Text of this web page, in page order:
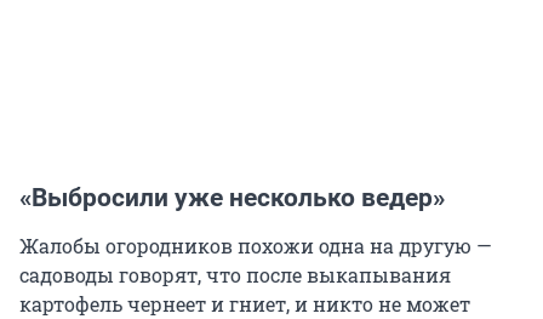
«Выбросили уже несколько ведер»
Жалобы огородников похожи одна на другую —
садоводы говорят, что после выкапывания
картофель чернеет и гниет, и никто не может